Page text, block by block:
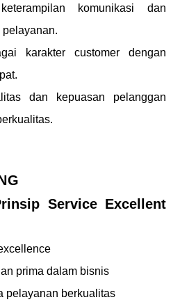
komunikasi dan
karakter customer dengan
dan kepuasan pelanggan
Service Excellent
prima dalam bisnis
pelayanan berkualitas